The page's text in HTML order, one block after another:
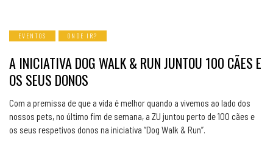
EVENTOS ONDE IR?
A INICIATIVA DOG WALK & RUN JUNTOU 100 CÃES E
OS SEUS DONOS
Com a premissa de que a vida é melhor quando a vivemos ao lado dos
nossos pets, no último fim de semana, a ZU juntou perto de 100 cães e
os seus respetivos donos na iniciativa “Dog Walk & Run”.